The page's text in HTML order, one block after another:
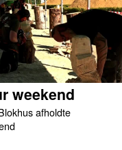
weekend
afholdte